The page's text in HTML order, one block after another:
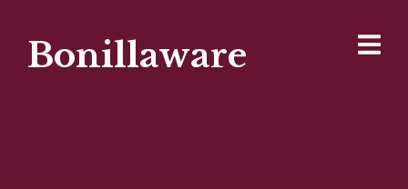
Bonillaware